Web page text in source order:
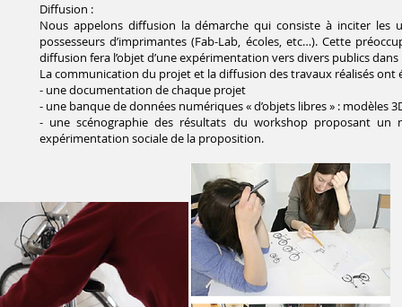
Diffusion :
Nous appelons diffusion la démarche qui consiste à inciter les
possesseurs d’imprimantes (Fab-Lab, écoles, etc…). Cette
diffusion fera l’objet d’une expérimentation vers divers publics
La communication du projet et la diffusion des travaux réalisés ont
- une documentation de chaque projet
- une banque de données numériques « d’objets libres » : modèles
- une scénographie des résultats du workshop proposant un
expérimentation sociale de la proposition.